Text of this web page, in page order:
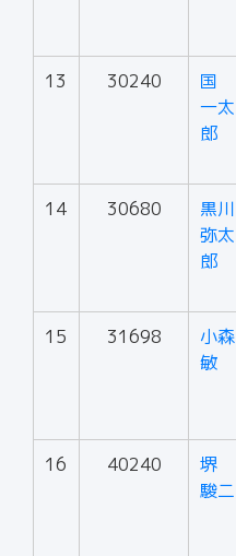
13 30240
国
一太
郎
14 30680
黒川
弥太
郎
15 31698
小森
敏
16 40240
堺
駿二